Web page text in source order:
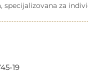
specijalizovana za
19